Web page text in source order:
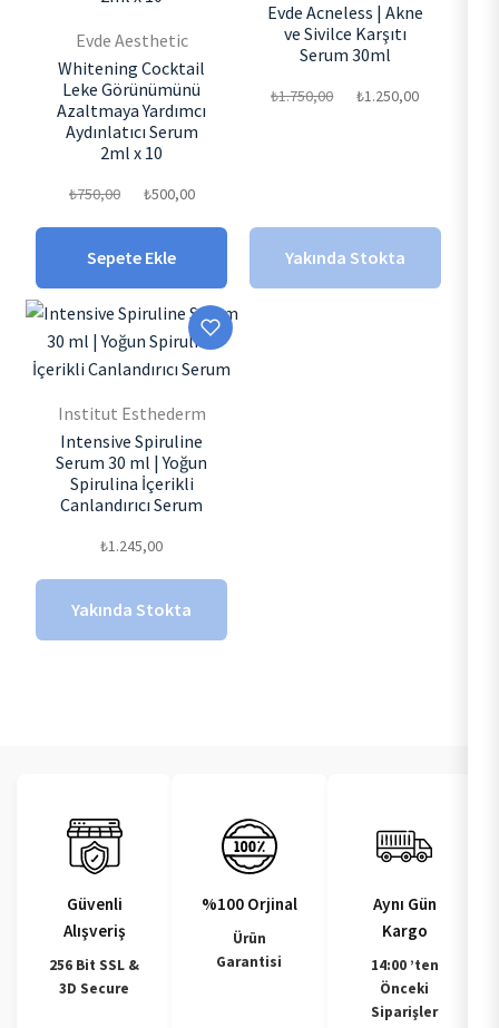
Evde Aesthetic
Whitening Cocktail
Leke Görünümünü
Azaltmaya Yardımcı
Aydınlatıcı Serum
2ml x 10
₺750,00
Orijinal
fiyat:
₺750,00.
₺500,00Şu
andaki
₺500,00.
Sepete Ekle
Evde Acneless | Akne
ve Sivilce Karşıtı
Serum 30ml
₺1.750,00
Orijinal
₺1.250,00Şu
Yakında Stokta
Institut Esthederm
Intensive Spiruline
Serum 30 ml | Yoğun
Spirulina İçerikli
Canlandırıcı Serum
₺1.245,00
Yakında Stokta
Güvenli
Alışveriş
256 Bit SSL &
3D Secure
%100 Orjinal
Ürün
Garantisi
Aynı Gün
Kargo
14:00 ’ten
Önceki
Siparişler